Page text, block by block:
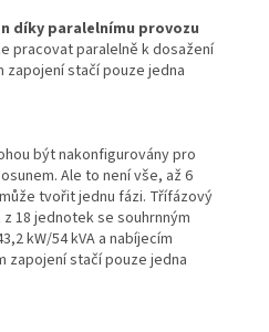
díky paralelnímu provozu
pracovat paralelně k dosažení
zapojení stačí pouze jedna
být nakonfigurovány pro
Ale to není vše, až 6
tvořit jednu fázi. Třífázový
18 jednotek se souhrnným
kW/54 kVA a nabíjecím
zapojení stačí pouze jedna